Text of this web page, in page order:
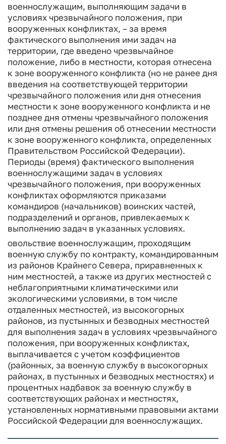
военнослужащим, выполняющим задачи в
условиях чрезвычайного положения, при
вооруженных конфликтах, – за время
фактического выполнения ими задач на
территории, где введено чрезвычайное
положение, либо в местности, которая отнесена
к зоне вооруженного конфликта (но не ранее дня
введения на соответствующей территории
чрезвычайного положения или дня отнесения
местности к зоне вооруженного конфликта и не
позднее дня отмены чрезвычайного положения
или дня отмены решения об отнесении местности
к зоне вооруженного конфликта, определенных
Правительством Российской Федерации).
Периоды (время) фактического выполнения
военнослужащими задач в условиях
чрезвычайного положения, при вооруженных
конфликтах оформляются приказами
командиров (начальников) воинских частей,
подразделений и органов, привлекаемых к
выполнению задач в указанных условиях.
овольствие военнослужащим, проходящим
военную службу по контракту, командированным
из районов Крайнего Севера, приравненных к
ним местностей, а также из других местностей с
неблагоприятными климатическими или
экологическими условиями, в том числе
отдаленных местностей, из высокогорных
районов, из пустынных и безводных местностей
для выполнения задач в условиях чрезвычайного
положения, при вооруженных конфликтах,
выплачивается с учетом коэффициентов
(районных, за военную службу в высокогорных
районах, в пустынных и безводных местностях) и
процентных надбавок за военную службу в
соответствующих районах и местностях,
установленных нормативными правовыми актами
Российской Федерации для военнослужащих.